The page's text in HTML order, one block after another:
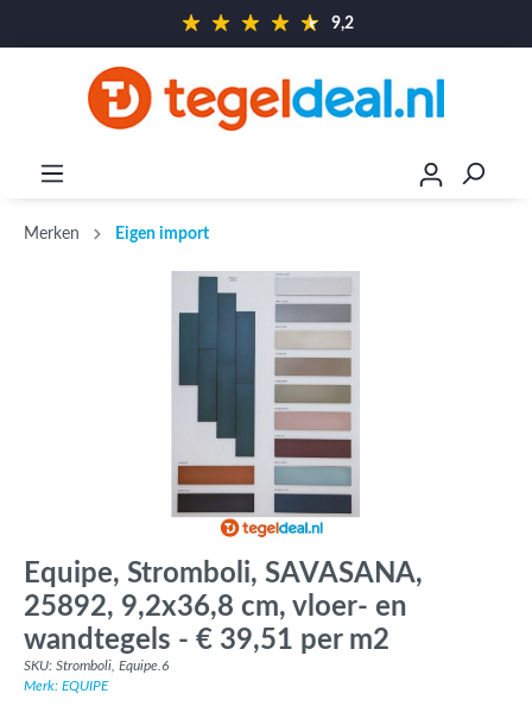
9,2
Merken Eigen import
Equipe, Stromboli, SAVASANA,
25892, 9,2x36,8 cm, vloer- en
wandtegels - € 39,51 per m2
SKU: Stromboli, Equipe.6
Merk: EQUIPE